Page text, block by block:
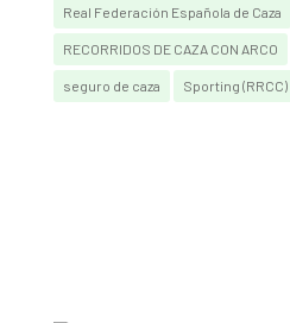
Real Federación Española de Caza
RECORRIDOS DE CAZA CON ARCO
seguro de caza Sporting (RRCC)